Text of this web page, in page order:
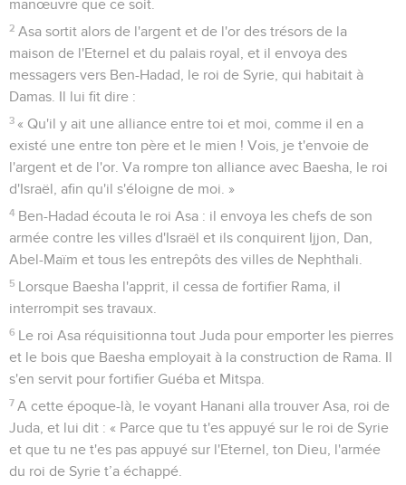
manœuvre que ce soit.
2 Asa sortit alors de l'argent et de l'or des trésors de la
maison de l'Eternel et du palais royal, et il envoya des
messagers vers Ben-Hadad, le roi de Syrie, qui habitait à
Damas. Il lui fit dire :
3 « Qu'il y ait une alliance entre toi et moi, comme il en a
existé une entre ton père et le mien ! Vois, je t'envoie de
l'argent et de l'or. Va rompre ton alliance avec Baesha, le roi
d'Israël, afin qu'il s'éloigne de moi. »
4 Ben-Hadad écouta le roi Asa : il envoya les chefs de son
armée contre les villes d'Israël et ils conquirent Ijjon, Dan,
Abel-Maïm et tous les entrepôts des villes de Nephthali.
5 Lorsque Baesha l'apprit, il cessa de fortifier Rama, il
interrompit ses travaux.
6 Le roi Asa réquisitionna tout Juda pour emporter les pierres
et le bois que Baesha employait à la construction de Rama. Il
s'en servit pour fortifier Guéba et Mitspa.
7 A cette époque-là, le voyant Hanani alla trouver Asa, roi de
Juda, et lui dit : « Parce que tu t'es appuyé sur le roi de Syrie
et que tu ne t'es pas appuyé sur l'Eternel, ton Dieu, l'armée
du roi de Syrie t’a échappé.